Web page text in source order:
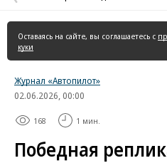
Предыдущая
страница
Оставаясь на сайте, вы соглашаетесь с
куки
Журнал «Автопилот»
02.06.2026, 00:00
168 1 мин.
Победная